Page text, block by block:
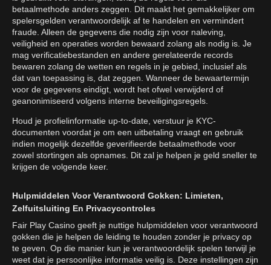
betaalmethode anders zeggen. Dit maakt het gemakkelijker om
spelersgelden verantwoordelijk af te handelen en vermindert
fraude. Alleen de gegevens die nodig zijn voor naleving,
veiligheid en operaties worden bewaard zolang als nodig is. Je
mag verificatiebestanden en andere gerelateerde records
bewaren zolang de wetten en regels in je gebied, inclusief als
dat van toepassing is, dat zeggen. Wanneer de bewaartermijn
voor de gegevens eindigt, wordt het ofwel verwijderd of
geanonimiseerd volgens interne beveiligingsregels.
Houd je profielinformatie up-to-date, verstuur je KYC-
documenten voordat je om een uitbetaling vraagt en gebruik
indien mogelijk dezelfde geverifieerde betaalmethode voor
zowel stortingen als opnames. Dit zal je helpen je geld sneller te
krijgen de volgende keer.
Hulpmiddelen Voor Verantwoord Gokken: Limieten,
Zelfuitsluiting En Privacycontroles
Fair Play Casino geeft je nuttige hulpmiddelen voor verantwoord
gokken die je helpen de leiding te houden zonder je privacy op
te geven. Op die manier kun je verantwoordelijk spelen terwijl je
weet dat je persoonlijke informatie veilig is. Deze instellingen zijn